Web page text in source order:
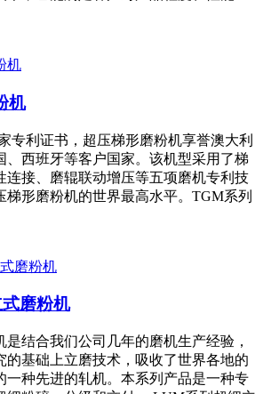
机
专利证书，超压梯形磨粉机享誉澳大利
、西班牙等客户国家。该机型采用了梯
连接、磨辊联动增压等五项磨机专利技
梯形磨粉机的世界最高水平。TGM系列
磨粉机
是结合我们公司几年的磨机生产经验，
的基础上立磨技术，吸收了世界各地的
一种先进的轧机。本系列产品是一种专